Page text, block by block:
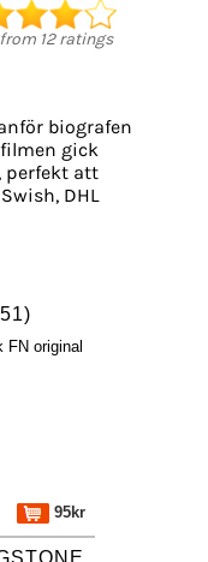
12ratings
biografen
filmen gick
perfekt att
DHL
FN original
95kr